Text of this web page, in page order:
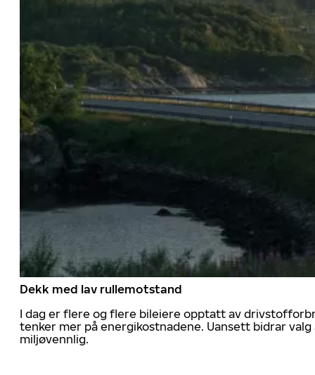
Dekk med lav rullemotstand
I dag er flere og flere bileiere opptatt av
tenker mer på energikostnadene. Uansett bidrar
miljøvennlig.